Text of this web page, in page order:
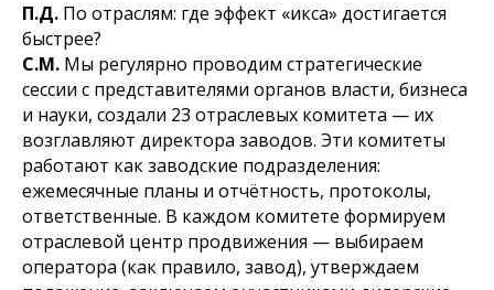
П.Д. По отраслям: где эффект «икса» достигается
быстрее?
С.М. Мы регулярно проводим стратегические
сессии с представителями органов власти, бизнеса
и науки, создали 23 отраслевых комитета — их
возглавляют директора заводов. Эти комитеты
работают как заводские подразделения:
ежемесячные планы и отчётность, протоколы,
ответственные. В каждом комитете формируем
отраслевой центр продвижения — выбираем
оператора (как правило, завод), утверждаем